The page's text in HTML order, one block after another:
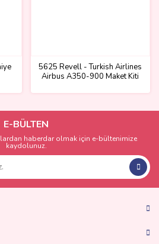
5625 Revell - Turkish Airlines
Airbus A350-900 Maket Kiti
E-BÜLTEN
haberdar olmak için e-bültenimize
kaydolunuz.